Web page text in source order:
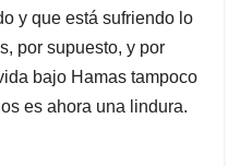
y que está sufriendo lo
por supuesto, y por
bajo Hamas tampoco
es ahora una lindura.